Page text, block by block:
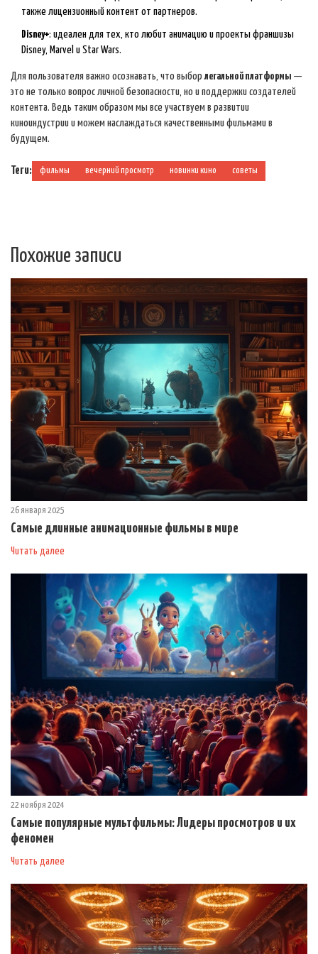
также лицензионный контент от партнеров.
Disney+: идеален для тех, кто любит анимацию и проекты франшизы
Disney, Marvel и Star Wars.
Для пользователя важно осознавать, что выборлегальной платформы —
это не только вопрос личной безопасности, но и поддержки создателей
контента. Ведь таким образом мы все участвуем в развитии
киноиндустрии и можем наслаждаться качественными фильмами в
будущем.
Теги: фильмы вечерний просмотр новинки кино советы
Похожие записи
26 января 2025
Самые длинные анимационные фильмы в мире
Читать далее
22 ноября 2024
Самые популярные мультфильмы: Лидеры просмотров и их
феномен
Читать далее